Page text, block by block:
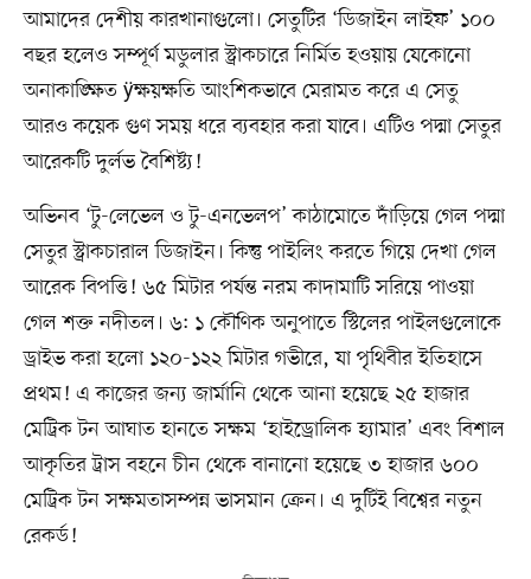
আমাদের দেশীয় কারখানাগুলো। সেতুটির ‘ডিজাইন লাইফ’ ১০০
বছর হলেও সম্পূর্ণ মডুলার স্ট্রাকচারে নির্মিত হওয়ায় যেকোনো
অনাকাঙ্ক্ষিত ÿক্ষয়ক্ষতি আংশিকভাবে মেরামত করে এ সেতু
আরও কয়েক গুণ সময় ধরে ব্যবহার করা যাবে। এটিও পদ্মা সেতুর
আরেকটি দুর্লভ বৈশিষ্ট্য!
অভিনব ‘টু-লেভেল ও টু-এনভেলপ’ কাঠামোতে দাঁড়িয়ে গেল পদ্মা
সেতুর স্ট্রাকচারাল ডিজাইন। কিন্তু পাইলিং করতে গিয়ে দেখা গেল
আরেক বিপত্তি! ৬৫ মিটার পর্যন্ত নরম কাদামাটি সরিয়ে পাওয়া
গেল শক্ত নদীতল। ৬: ১ কৌণিক অনুপাতে স্টিলের পাইলগুলোকে
ড্রাইভ করা হলো ১২০-১২২ মিটার গভীরে, যা পৃথিবীর ইতিহাসে
প্রথম! এ কাজের জন্য জার্মানি থেকে আনা হয়েছে ২৫ হাজার
মেট্রিক টন আঘাত হানতে সক্ষম ‘হাইড্রোলিক হ্যামার’ এবং বিশাল
আকৃতির ট্রাস বহনে চীন থেকে বানানো হয়েছে ৩ হাজার ৬০০
মেট্রিক টন সক্ষমতাসম্পন্ন ভাসমান ক্রেন। এ দুটিই বিশ্বের নতুন
রেকর্ড!